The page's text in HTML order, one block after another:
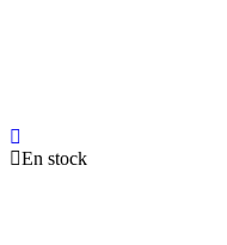
En stock